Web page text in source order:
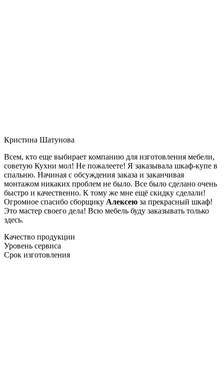
Кристина Шатунова
Всем, кто еще выбирает компанию для изготовления мебели,
советую Кухни мол! Не пожалеете! Я заказывала шкаф-купе в
спальню. Начиная с обсуждения заказа и заканчивая
монтажом никаких проблем не было. Все было сделано очень
быстро и качественно. К тому же мне ещё скидку сделали!
Огромное спасибо сборщику Алексею за прекрасный шкаф!
Это мастер своего дела! Всю мебель буду заказывать только
здесь.
Качество продукции
Уровень сервиса
Срок изготовления